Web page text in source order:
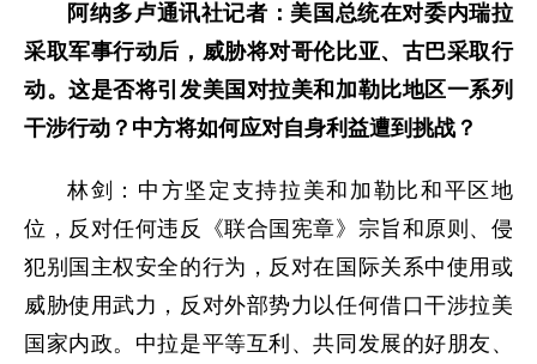
阿纳多卢通讯社记者：美国总统在对委内瑞拉
采取军事行动后，威胁将对哥伦比亚、古巴采取行
动。这是否将引发美国对拉美和加勒比地区一系列
干涉行动？中方将如何应对自身利益遭到挑战？
林剑：中方坚定支持拉美和加勒比和平区地
位，反对任何违反《联合国宪章》宗旨和原则、侵
犯别国主权安全的行为，反对在国际关系中使用或
威胁使用武力，反对外部势力以任何借口干涉拉美
国家内政。中拉是平等互利、共同发展的好朋友、